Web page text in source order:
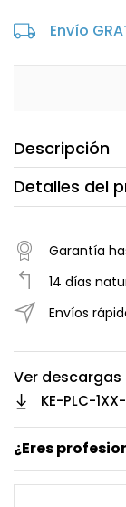
Envío
Descripción
Detalles del
Garantía
14 días
Envíos
Ver descargas
KE-PLC-
¿Eres